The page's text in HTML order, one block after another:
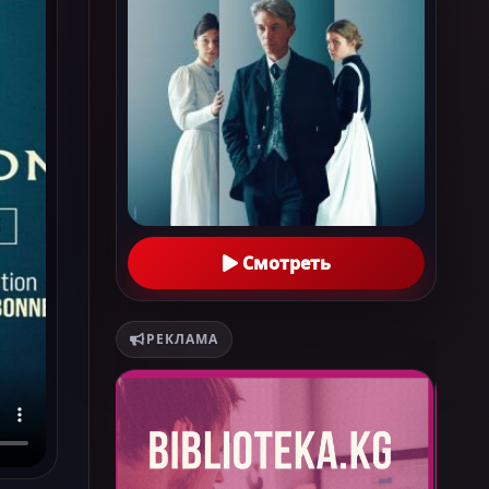
Смотреть
РЕКЛАМА